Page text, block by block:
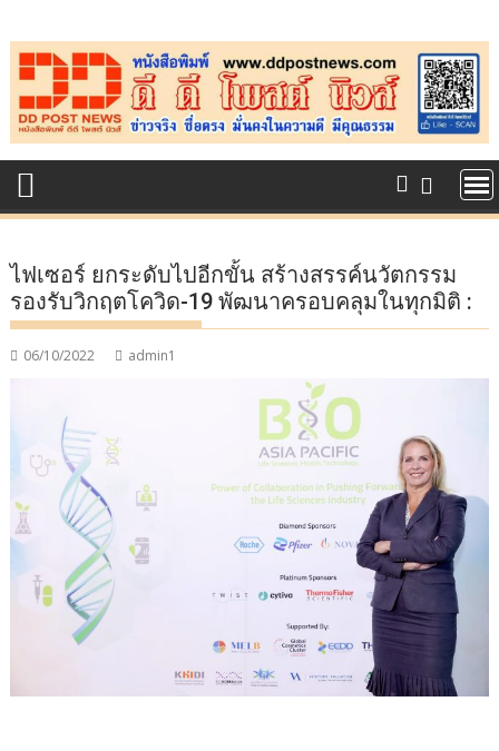
to
content
ไฟเซอร์ ยกระดับไปอีกขั้น สร้างสรรค์นวัตกรรม
รองรับวิกฤตโควิด-19 พัฒนาครอบคลุมในทุกมิติ :
06/10/2022 admin1